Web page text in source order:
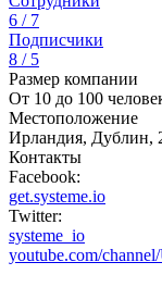
6 / 7
Подписчики
8 / 5
Размер компании
От 10 до 100
Местоположение
Ирландия, Дублин,
Контакты
Facebook:
get.systeme.io
Twitter:
systeme_io
youtube.com/